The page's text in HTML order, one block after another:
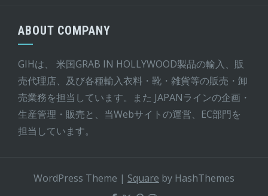
ABOUT COMPANY
GIHは、 米国GRAB IN HOLLYWOOD製品の輸入、販
売代理店、及び各種輸入衣料・靴・雑貨等の販売・卸
売業務を担当しています。また JAPANラインの企画・
生産管理・販売と、当Webサイトの運営、EC部門を
担当しています。
WordPress Theme | Square by HashThemes